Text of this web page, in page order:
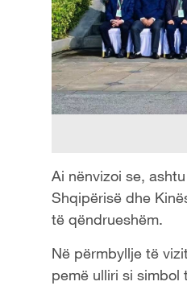
Ai nënvizoi se,
Shqipërisë dhe
të qëndrueshëm.
Në përmbyllje të
pemë ulliri si